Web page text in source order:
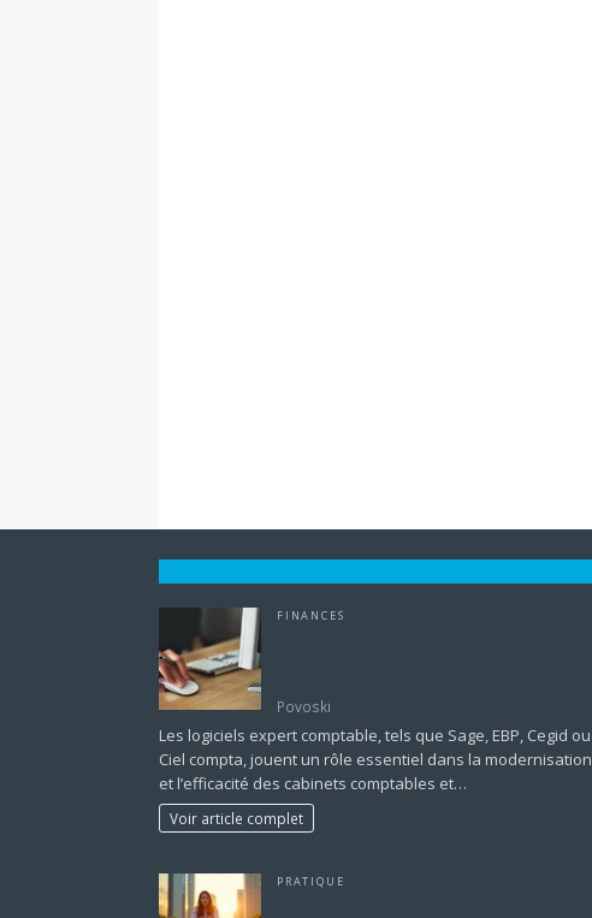
FINANCES
Povoski
Les logiciels expert comptable, tels que Sage, EBP, Cegid ou
Ciel compta, jouent un rôle essentiel dans la modernisation
et l’efficacité des cabinets comptables et…
Voir article complet
PRATIQUE